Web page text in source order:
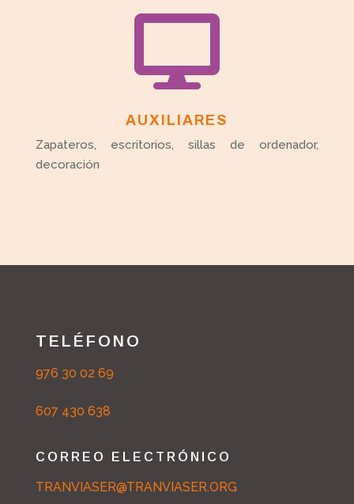

AUXILIARES
Zapateros, escritorios, sillas de ordenador,
decoración
TELÉFONO
976 30 02 69
607 430 638
CORREO ELECTRÓNICO
TRANVIASER@TRANVIASER.ORG